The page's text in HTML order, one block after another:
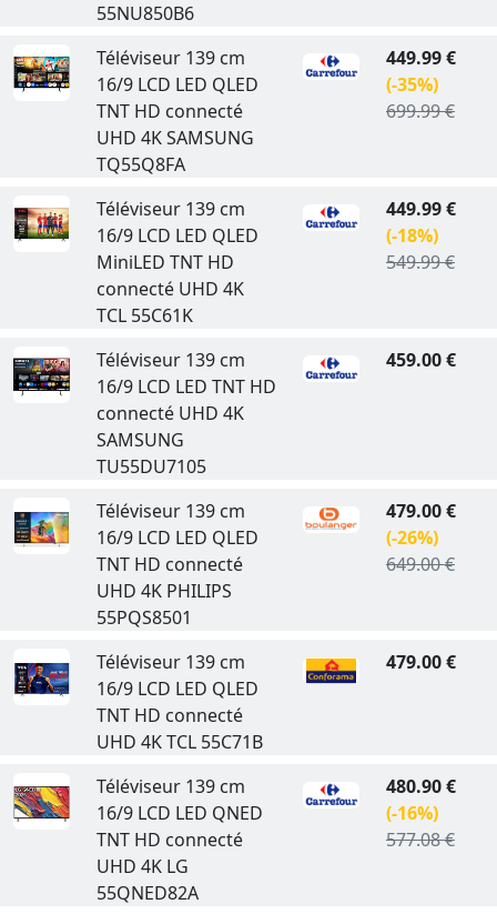
55NU850B6
Téléviseur 139 cm
16/9 LCD LED QLED
TNT HD connecté
UHD 4K SAMSUNG
TQ55Q8FA
449.99 €
(-35%)
699.99 €
Téléviseur 139 cm
16/9 LCD LED QLED
MiniLED TNT HD
connecté UHD 4K
TCL 55C61K
449.99 €
(-18%)
549.99 €
Téléviseur 139 cm
16/9 LCD LED TNT HD
connecté UHD 4K
SAMSUNG
TU55DU7105
459.00 €
Téléviseur 139 cm
16/9 LCD LED QLED
TNT HD connecté
UHD 4K PHILIPS
55PQS8501
479.00 €
(-26%)
649.00 €
Téléviseur 139 cm
16/9 LCD LED QLED
TNT HD connecté
UHD 4K TCL 55C71B
479.00 €
Téléviseur 139 cm
16/9 LCD LED QNED
TNT HD connecté
UHD 4K LG
55QNED82A
480.90 €
(-16%)
577.08 €